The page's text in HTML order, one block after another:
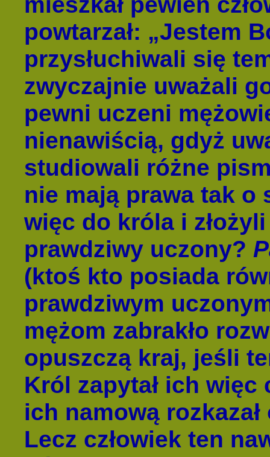
powtarzał: „Jestem
przysłuchiwali się
zwyczajnie uważali
pewni uczeni
nienawiścią, gdyż
studiowali różne
nie mają prawa tak o
więc do króla i
prawdziwy uczony?
(ktoś kto posiada
prawdziwym
mężom zabrakło
opuszczą kraj, jeśli
Król zapytał ich
ich namową
Lecz człowiek ten